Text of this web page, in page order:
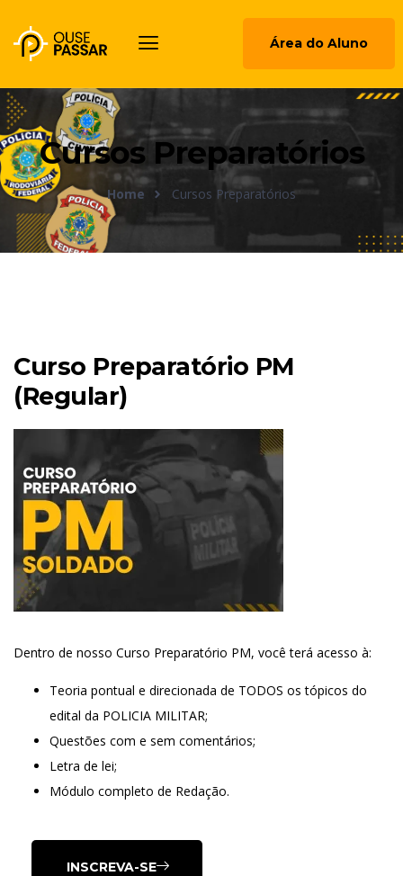
Área do Aluno
Cursos Preparatórios
Home Cursos Preparatórios
Curso Preparatório PM
(Regular)
Dentro de nosso Curso Preparatório PM, você terá acesso à:
Teoria pontual e direcionada de TODOS os tópicos do
edital da POLICIA MILITAR;
Questões com e sem comentários;
Letra de lei;
Módulo completo de Redação.
INSCREVA-SE